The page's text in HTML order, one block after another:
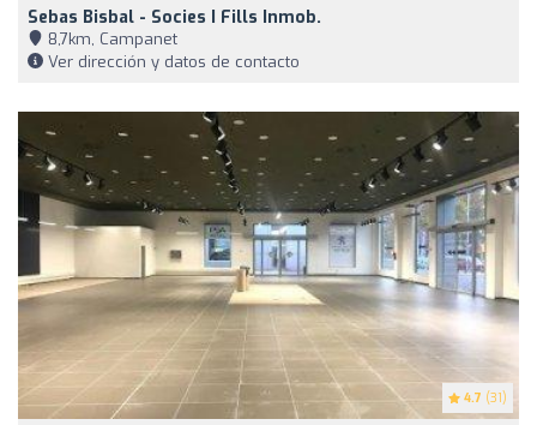
Sebas Bisbal - Socies I Fills Inmob.
8,7km, Campanet
Ver dirección y datos de contacto
4.7 (31)